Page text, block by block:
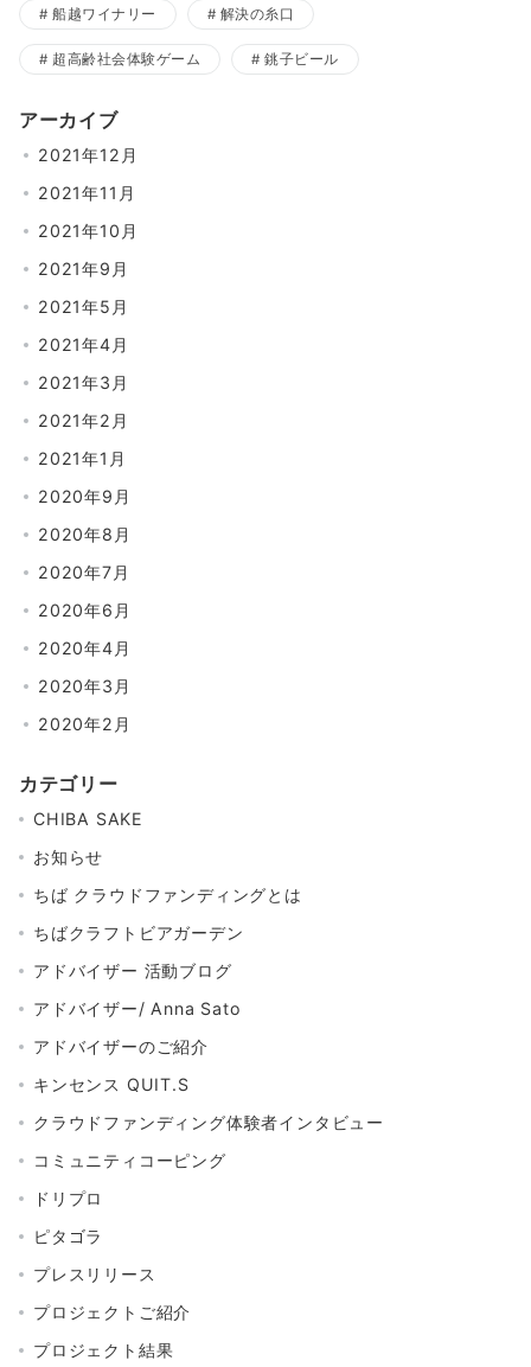
船越ワイナリー 解決の糸口
超高齢社会体験ゲーム 銚子ビール
アーカイブ
2021年12月
2021年11月
2021年10月
2021年9月
2021年5月
2021年4月
2021年3月
2021年2月
2021年1月
2020年9月
2020年8月
2020年7月
2020年6月
2020年4月
2020年3月
2020年2月
カテゴリー
CHIBA SAKE
お知らせ
ちば クラウドファンディングとは
ちばクラフトビアガーデン
アドバイザー 活動ブログ
アドバイザー/ Anna Sato
アドバイザーのご紹介
キンセンス QUIT.S
クラウドファンディング体験者インタビュー
コミュニティコーピング
ドリプロ
ピタゴラ
プレスリリース
プロジェクトご紹介
プロジェクト結果